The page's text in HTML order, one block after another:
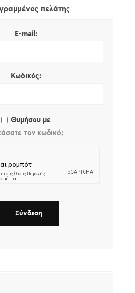
πελάτης
E-mail:
Κωδικός:
Θυμήσου με
τον κωδικό;